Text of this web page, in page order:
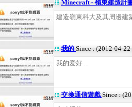
Minecraft - 嶺東建造計
建造嶺東科大及其周邊建
我的 Since : (2012-04-
我的爱好 ...
交換通信遊戲Since :